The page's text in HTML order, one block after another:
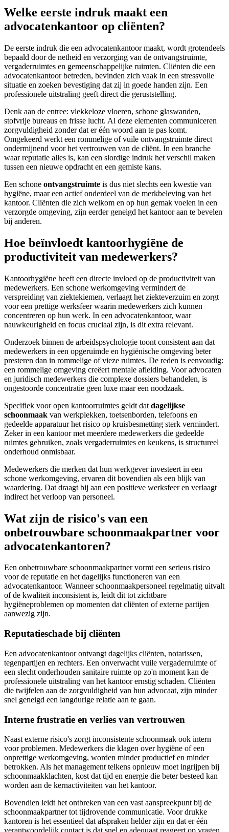
Welke eerste indruk maakt een
advocatenkantoor op cliënten?
De eerste indruk die een advocatenkantoor maakt, wordt grotendeels
bepaald door de netheid en verzorging van de ontvangstruimte,
vergaderruimtes en gemeenschappelijke ruimten. Cliënten die een
advocatenkantoor betreden, bevinden zich vaak in een stressvolle
situatie en zoeken bevestiging dat zij in goede handen zijn. Een
professionele uitstraling geeft direct die geruststelling.
Denk aan de entree: vlekkeloze vloeren, schone glaswanden,
stofvrije bureaus en frisse lucht. Al deze elementen communiceren
zorgvuldigheid zonder dat er één woord aan te pas komt.
Omgekeerd werkt een rommelige of vuile ontvangstruimte direct
ondermijnend voor het vertrouwen van de cliënt. In een branche
waar reputatie alles is, kan een slordige indruk het verschil maken
tussen een nieuwe opdracht en een gemiste kans.
Een schone ontvangstruimte is dus niet slechts een kwestie van
hygiëne, maar een actief onderdeel van de merkbeleving van het
kantoor. Cliënten die zich welkom en op hun gemak voelen in een
verzorgde omgeving, zijn eerder geneigd het kantoor aan te bevelen
bij anderen.
Hoe beïnvloedt kantoorhygiëne de
productiviteit van medewerkers?
Kantoorhygiëne heeft een directe invloed op de productiviteit van
medewerkers. Een schone werkomgeving vermindert de
verspreiding van ziektekiemen, verlaagt het ziekteverzuim en zorgt
voor een prettige werksfeer waarin medewerkers zich kunnen
concentreren op hun werk. In een advocatenkantoor, waar
nauwkeurigheid en focus cruciaal zijn, is dit extra relevant.
Onderzoek binnen de arbeidspsychologie toont consistent aan dat
medewerkers in een opgeruimde en hygiënische omgeving beter
presteren dan in rommelige of vieze ruimtes. De reden is eenvoudig:
een rommelige omgeving creëert mentale afleiding. Voor advocaten
en juridisch medewerkers die complexe dossiers behandelen, is
ongestoorde concentratie geen luxe maar een noodzaak.
Specifiek voor open kantoorruimtes geldt dat dagelijkse
schoonmaak van werkplekken, toetsenborden, telefoons en
gedeelde apparatuur het risico op kruisbesmetting sterk vermindert.
Zeker in een kantoor met meerdere medewerkers die gedeelde
ruimtes gebruiken, zoals vergaderruimtes en keukens, is structureel
onderhoud onmisbaar.
Medewerkers die merken dat hun werkgever investeert in een
schone werkomgeving, ervaren dit bovendien als een blijk van
waardering. Dat draagt bij aan een positieve werksfeer en verlaagt
indirect het verloop van personeel.
Wat zijn de risico's van een
onbetrouwbare schoonmaakpartner voor
advocatenkantoren?
Een onbetrouwbare schoonmaakpartner vormt een serieus risico
voor de reputatie en het dagelijks functioneren van een
advocatenkantoor. Wanneer schoonmaakpersoneel regelmatig uitvalt
of de kwaliteit inconsistent is, leidt dit tot zichtbare
hygiëneproblemen op momenten dat cliënten of externe partijen
aanwezig zijn.
Reputatieschade bij cliënten
Een advocatenkantoor ontvangt dagelijks cliënten, notarissen,
tegenpartijen en rechters. Een onverwacht vuile vergaderruimte of
een slecht onderhouden sanitaire ruimte op zo'n moment kan de
professionele uitstraling van het kantoor ernstig schaden. Cliënten
die twijfelen aan de zorgvuldigheid van hun advocaat, zijn minder
snel geneigd een langdurige relatie aan te gaan.
Interne frustratie en verlies van vertrouwen
Naast externe risico's zorgt inconsistente schoonmaak ook intern
voor problemen. Medewerkers die klagen over hygiëne of een
onprettige werkomgeving, worden minder productief en minder
betrokken. Als het management telkens opnieuw moet ingrijpen bij
schoonmaakklachten, kost dat tijd en energie die beter besteed kan
worden aan de kernactiviteiten van het kantoor.
Bovendien leidt het ontbreken van een vast aanspreekpunt bij de
schoonmaakpartner tot tijdrovende communicatie. Voor drukke
kantoren is het essentieel dat afspraken helder zijn en dat er één